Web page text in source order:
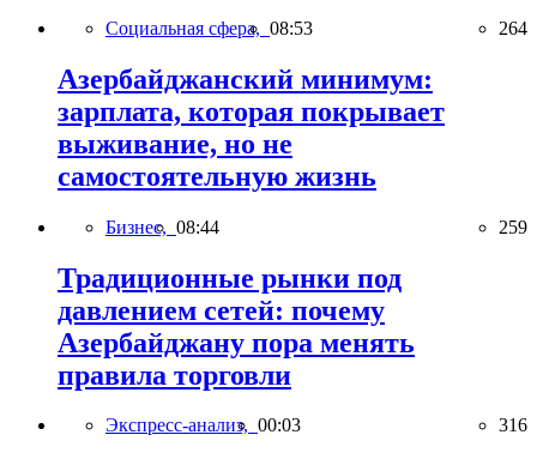
Социальная сфера, 08:53 264
Азербайджанский минимум:
зарплата, которая покрывает
выживание, но не
самостоятельную жизнь
Бизнес, 08:44 259
Традиционные рынки под
давлением сетей: почему
Азербайджану пора менять
правила торговли
Экспресс-анализ, 00:03 316